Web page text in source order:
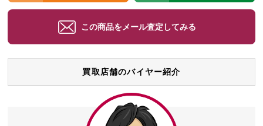
この商品をメール査定してみる
買取店舗のバイヤー紹介